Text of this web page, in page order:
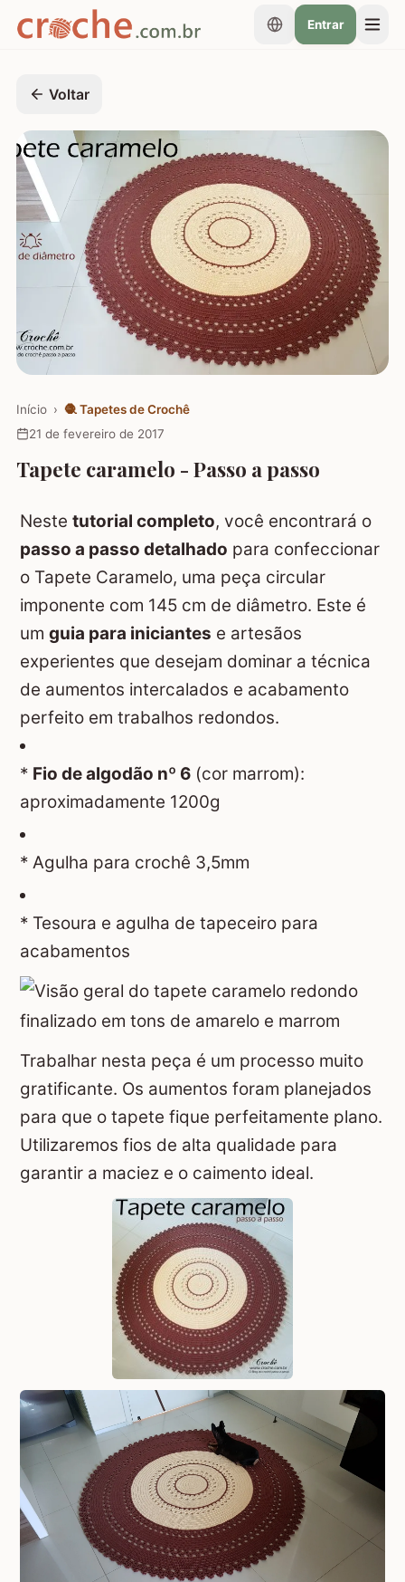
Entrar
Voltar
Início › 🧶 Tapetes de Crochê
21 de fevereiro de 2017
Tapete caramelo - Passo a passo
Neste tutorial completo, você encontrará o
passo a passo detalhado para confeccionar
o Tapete Caramelo, uma peça circular
imponente com 145 cm de diâmetro. Este é
um guia para iniciantes e artesãos
experientes que desejam dominar a técnica
de aumentos intercalados e acabamento
perfeito em trabalhos redondos.
* Fio de algodão nº 6 (cor marrom):
aproximadamente 1200g
* Agulha para crochê 3,5mm
* Tesoura e agulha de tapeceiro para
acabamentos
Trabalhar nesta peça é um processo muito
gratificante. Os aumentos foram planejados
para que o tapete fique perfeitamente plano.
Utilizaremos fios de alta qualidade para
garantir a maciez e o caimento ideal.